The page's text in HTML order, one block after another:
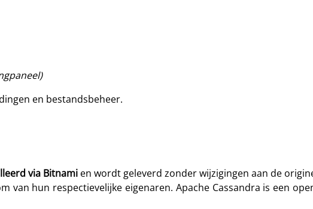
en bestandsbeheer.
via Bitnami en wordt geleverd zonder wijzigingen aan de
van hun respectievelijke eigenaren. Apache Cassandra is een